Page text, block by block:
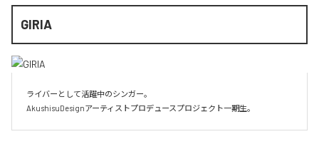
GIRIA
ライバーとして活躍中のシンガー。
AkushisuDesignアーティストプロデュースプロジェクト一期生。